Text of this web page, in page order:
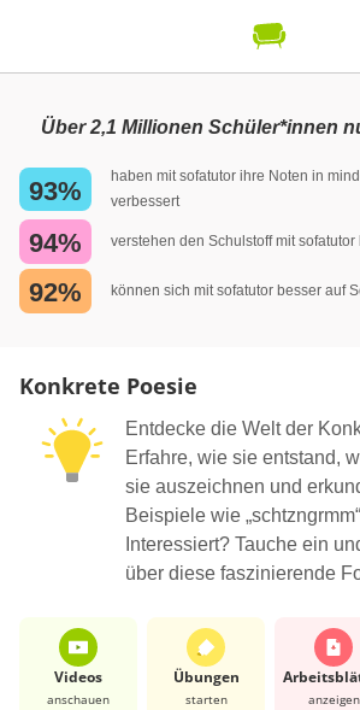
Über 2,1 Millionen Schüler*innen
93%
haben mit sofatutor ihre Noten in
verbessert
94% verstehen den Schulstoff mit sofatutor
92% können sich mit sofatutor besser auf
Konkrete Poesie
Entdecke die Welt der
Erfahre, wie sie entstand,
sie auszeichnen und
Beispiele wie
Interessiert? Tauche ein
über diese faszinierende
Videos
anschauen
Übungen
starten anzeigen